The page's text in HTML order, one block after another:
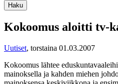
Haku
Kokoomus aloitti tv-
Uutiset, torstaina 01.03.2007
Kokoomus lähtee
mainoksella ja kahden miehen